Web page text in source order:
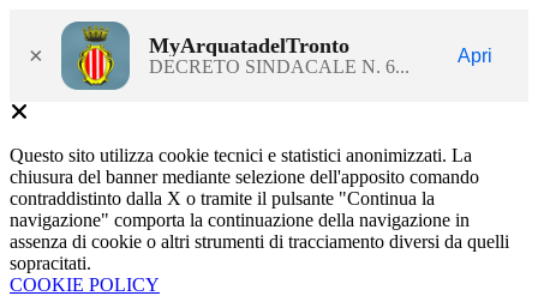
× MyArquatadelTronto
DECRETO SINDACALE N. 6...
Apri
Questo sito utilizza cookie tecnici e statistici anonimizzati. La
chiusura del banner mediante selezione dell'apposito comando
contraddistinto dalla X o tramite il pulsante "Continua la
navigazione" comporta la continuazione della navigazione in
assenza di cookie o altri strumenti di tracciamento diversi da quelli
sopracitati.
COOKIE POLICY